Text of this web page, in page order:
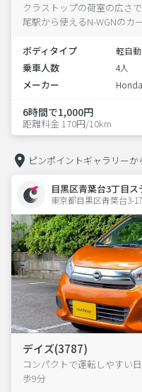
クラストップの荷室の広さ
尾駅から使えるN-WGNのカ
ボディタイプ 軽自
乗車人数 4人
メーカー
6時間で1,000円
距離料金 170円/10km
ピンポイントギャラリーか
目黒区青葉台3丁目ス
東京都目黒区青葉台3-
デイズ(3787)
コンパクトで運転しやすい
歩9分